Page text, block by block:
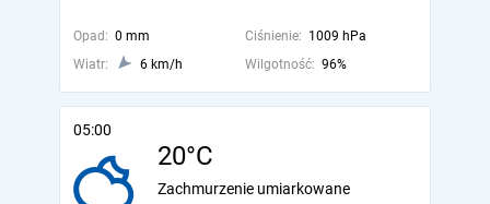
Opad: 0 mm Ciśnienie: 1009 hPa
Wiatr:
6 km/h Wilgotność: 96%
05:00
20°C
Zachmurzenie umiarkowane